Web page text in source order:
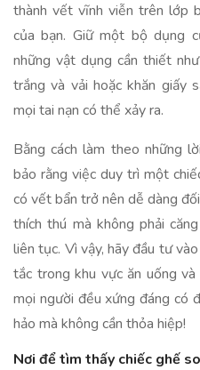
thành vết vĩnh viễn trên lớp
của bạn. Giữ một bộ dụng
những vật dụng cần thiết
trắng và vải hoặc khăn giấy
mọi tai nạn có thể xảy ra.
Bằng cách làm theo những
bảo rằng việc duy trì một
có vết bẩn trở nên dễ dàng
thích thú mà không phải
liên tục. Vì vậy, hãy đầu tư
tắc trong khu vực ăn uống
mọi người đều xứng đáng có
hảo mà không cần thỏa hiệp!
Nơi để tìm thấy chiếc ghế